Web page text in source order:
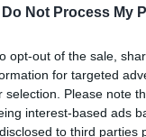
Do Not Process My
opt-out of the sale,
for targeted
selection. Please note
interest-based ads
to third parties
a